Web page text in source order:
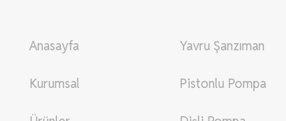
Anasayfa
Kurumsal
Yavru Şanzıman
Pistonlu Pompa